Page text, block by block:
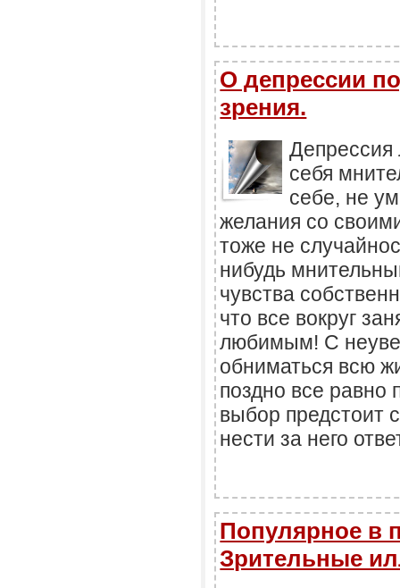
О депрессии
зрения.
Депрессия
себя
себе, не
желания со
тоже не
нибудь
чувства
что все вокруг
любимым! С
обниматься всю
поздно все равно
выбор предстоит
нести за него
Популярное в
Зрительные